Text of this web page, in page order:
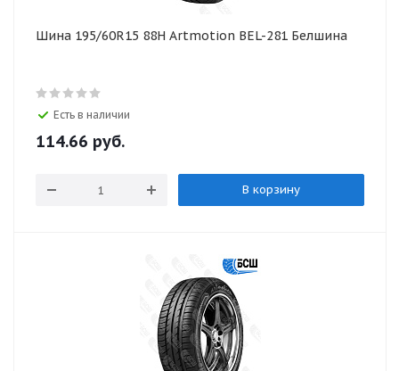
Шина 195/60R15 88H Artmotion BEL-281 Белшина
Есть в наличии
114.66 руб.
В корзину